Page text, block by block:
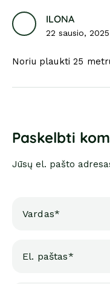
ILONA
22 sausio,
Noriu plaukti 25
Paskelbti
Jūsų el. pašto